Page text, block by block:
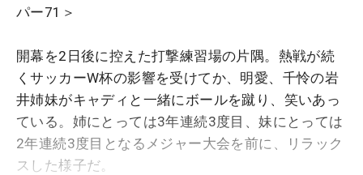
パー71＞
開幕を2日後に控えた打撃練習場の片隅。熱戦が続
くサッカーW杯の影響を受けてか、明愛、千怜の岩
井姉妹がキャディと一緒にボールを蹴り、笑いあっ
ている。姉にとっては3年連続3度目、妹にとっては
2年連続3度目となるメジャー大会を前に、リラック
スした様子だ。